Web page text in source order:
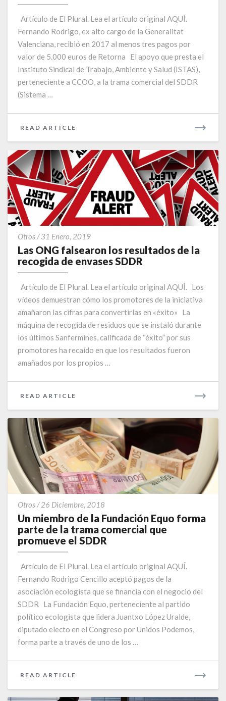
su
apoyo
a
la
trama
comercial
Artículo de El Plural. Lea el artículo original AQUÍ.
Fernando Rodrigo, ex alto cargo de la Generalitat
Valenciana, recibió en 2017 al menos tres pagos por
valor de 5.000 euros de Retorna El apoyo que presta el
Instituto Sindical de Trabajo, Ambiente y Salud (ISTAS),
perteneciente a CCOO, a la trama comercial del SDDR
(Sistema …
READ ARTICLE
MORE
Otros/31 Enero, 2019Las
ONG
falsearon
de
la
recogida
de
envases
SDDR
Las ONG falsearon los resultados de la
recogida de envases SDDR
Artículo de El Plural. Lea el artículo original AQUÍ. Los
vídeos demuestran cómo los promotores de la iniciativa
amañaron las cifras para convertirlas en «éxito» La
máquina de recogida de residuos que se instaló durante
los últimos Sanfermines, calificada de “éxito” por sus
promotores ha recaído en que los resultados fueron
amañados por los propios …
READ ARTICLE
MORE
Otros/26 Diciembre, 2018
miembro
de
la
forma
parte
de
la
trama
comercial
que
promueve
el
Un miembro de la Fundación Equo forma
parte de la trama comercial que
promueve el SDDR
Artículo de El Plural. Lea el artículo original AQUÍ.
Fernando Rodrigo Cencillo aceptó pagos de la
asociación ecologista que se financia con el negocio del
SDDR La Fundación Equo, perteneciente al partido
político ecologista que lidera Juantxo López Uralde,
diputado electo en el Congreso por Unidos Podemos,
forma parte a través de uno de los …
READ ARTICLE